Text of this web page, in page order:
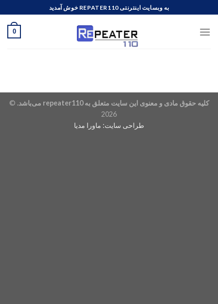
to
content
به وبسایت اینترنتی REPATER110 خوش آمدید
0
کلیه حقوق مادی و معنوی این سایت متعلق بهrepeater110 می‌باشد. ©
2026
طراحی سایت: ماورا مدیا